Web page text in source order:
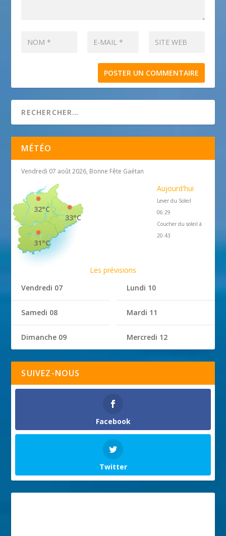
MÉTÉO
Vendredi 07 août 2026, Bonne Fête Gaétan
33°C
32°C
31°C
Aujourd'hui
Lever du Soleil
06:29
Coucher du soleil à
20:43
Les prévisions
Vendredi 07
Samedi 08
Dimanche 09
Lundi 10
Mardi 11
Mercredi 12
SUIVEZ-NOUS
Facebook
Twitter